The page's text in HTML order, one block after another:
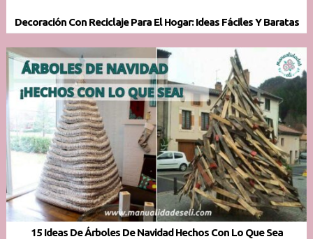
Decoración Con Reciclaje Para El Hogar: Ideas Fáciles Y Baratas
15 Ideas De Árboles De Navidad Hechos Con Lo Que Sea